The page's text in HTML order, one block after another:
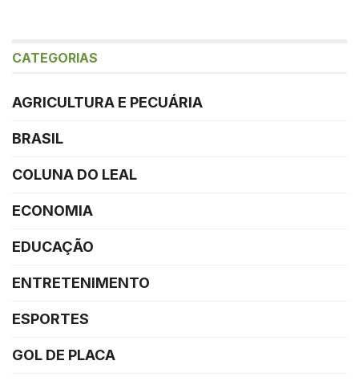
CATEGORIAS
AGRICULTURA E PECUÁRIA
BRASIL
COLUNA DO LEAL
ECONOMIA
EDUCAÇÃO
ENTRETENIMENTO
ESPORTES
GOL DE PLACA